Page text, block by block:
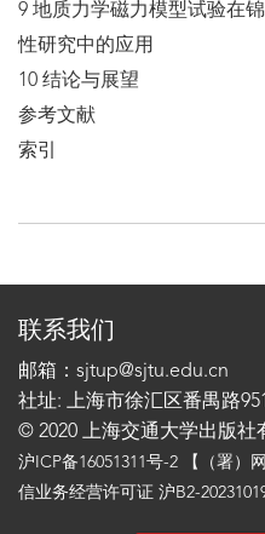
9 地质力学磁力模型试验在
性研究中的应用
10 结论与展望
参考文献
索引
联系我们
邮箱：sjtup@sjtu.edu.cn
社址: 上海市徐汇区番禺路
© 2020 上海交通大学出版社
沪ICP备16051311号-2 【（署）
信业务经营许可证 沪B2-20231019